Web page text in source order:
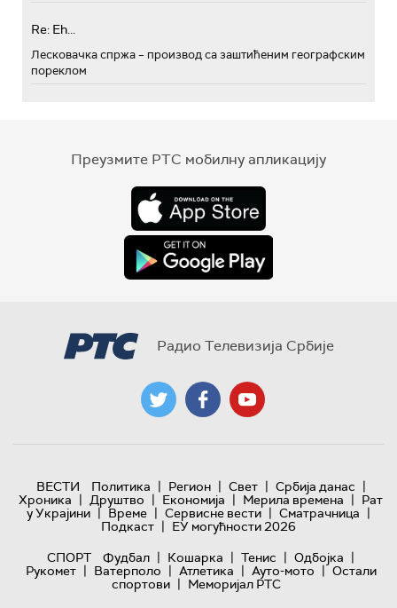
Re: Eh...
Лесковачка спржа – производ са заштићеним географским
пореклом
Преузмите РТС мобилну апликацију
Радио Телевизија Србије
ВЕСТИ Политика | Регион | Свет | Србија данас |
Хроника | Друштво | Економија | Мерила времена | Рат
у Украјини | Време | Сервисне вести | Сматрачница |
Подкаст | ЕУ могућности 2026
СПОРТ
Фудбал | Кошарка | Тенис | Одбојка |
Рукомет | Ватерполо | Атлетика | Ауто-мото | Остали
спортови | Меморијал РТС